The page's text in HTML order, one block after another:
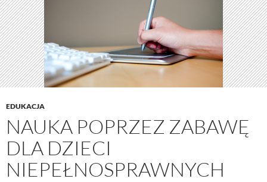
EDUKACJA
NAUKA POPRZEZ ZABAWĘ
DLA DZIECI
NIEPEŁNOSPRAWNYCH